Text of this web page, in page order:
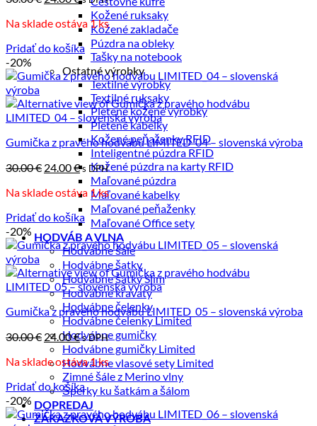
Kožené ruksaky
Kožené zakladače
Púzdra na obleky
Tašky na notebook
Ostatné výrobky
Textilné výrobky
Textilné ruksaky
Pletené kožené výrobky
Pletené kabelky
Kožené peňaženky RFID
Inteligentné púzdra RFID
Kožené púzdra na karty RFID
Maľované púzdra
Maľované kabelky
Maľované peňaženky
Maľované Office sety
HODVÁB A VLNA
Hodvábne šále
Hodvábne šatky
Hodvábne šatky Slim
Hodvábne kravaty
Hodvábne čelenky
Hodvábne čelenky Limited
Hodvábne gumičky
Hodvábne gumičky Limited
Hodvábne vlasové sety Limited
Zimné šále z Merino vlny
Šperky ku šatkám a šálom
DOPREDAJ
ZÁKAZKOVÁ VÝROBA
bola:
cena
je:
24.00 €.
Na sklade ostáva 1 ks
Pridať do košíka
-20%
Gumička z pravého hodvábu LIMITED_04 – slovenská výroba
30.00€ Pôvodná
bola:
30.00 €.
24.00€Aktuálna
cena
je:
24.00 €.
s DPH
Na sklade ostáva 1 ks
Pridať do košíka
-20%
Gumička z pravého hodvábu LIMITED_05 – slovenská výroba
30.00€ Pôvodná
cena
bola:
30.00 €.
24.00€Aktuálna
cena
je:
24.00 €.
s DPH
Na sklade ostáva 1 ks
Pridať do košíka
-20%